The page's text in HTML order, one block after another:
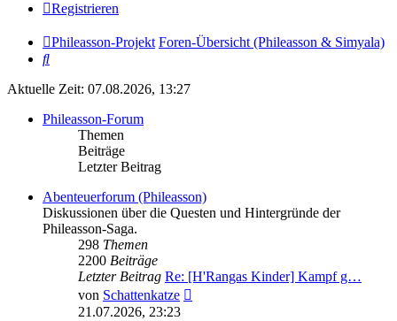
Registrieren
Phileasson-Projekt Foren-Übersicht (Phileasson & Simyala)
Suche
Aktuelle Zeit: 07.08.2026, 13:27
Phileasson-Forum
Themen
Beiträge
Letzter Beitrag
Abenteuerforum (Phileasson)
Diskussionen über die Questen und Hintergründe der
Phileasson-Saga.
298 Themen
2200 Beiträge
Letzter Beitrag Re: [H'Rangas Kinder] Kampf g…
von Schattenkatze
21.07.2026, 23:23